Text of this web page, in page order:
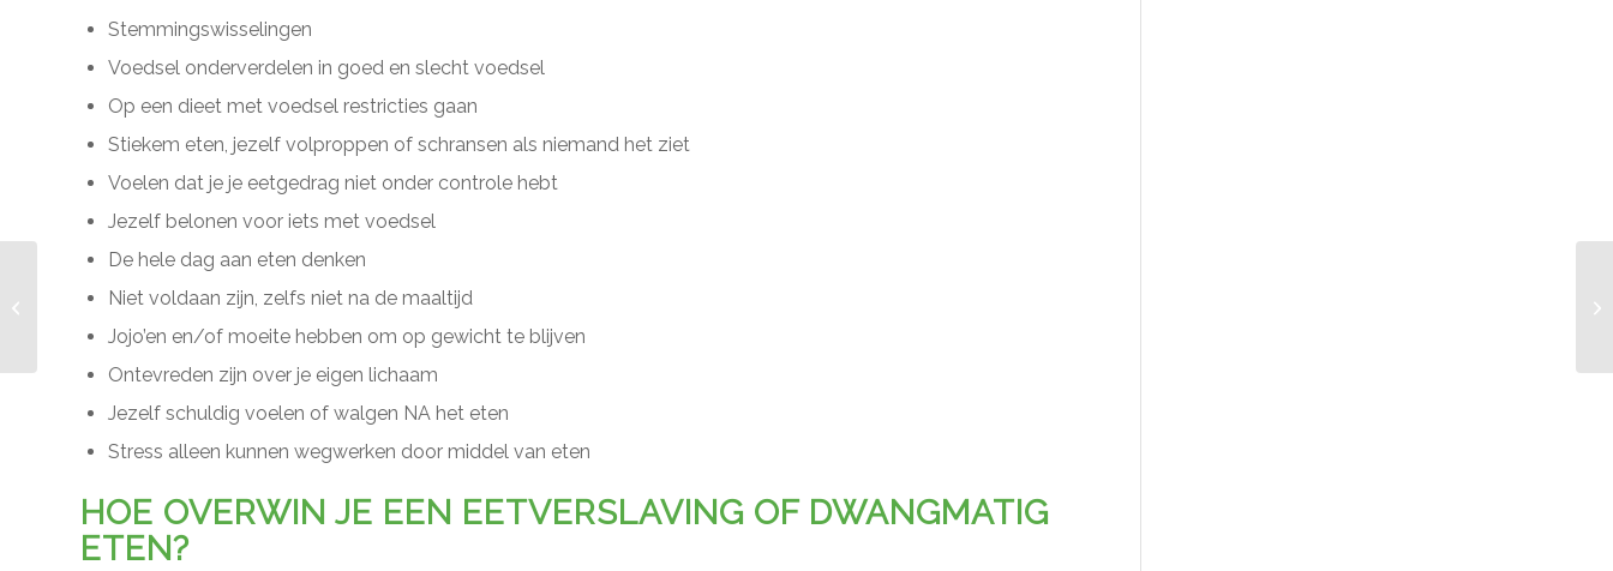
Stemmingswisselingen
Voedsel onderverdelen in goed en slecht voedsel
Op een dieet met voedsel restricties gaan
Stiekem eten, jezelf volproppen of schransen als niemand het ziet
Voelen dat je je eetgedrag niet onder controle hebt
Jezelf belonen voor iets met voedsel
De hele dag aan eten denken
Niet voldaan zijn, zelfs niet na de maaltijd
Jojo’en en/of moeite hebben om op gewicht te blijven
Ontevreden zijn over je eigen lichaam
Jezelf schuldig voelen of walgen NA het eten
Stress alleen kunnen wegwerken door middel van eten
HOE OVERWIN JE EEN EETVERSLAVING OF DWANGMATIG
ETEN?
afvalapp? MyFitnessPal
Loseit of Fatsecret?